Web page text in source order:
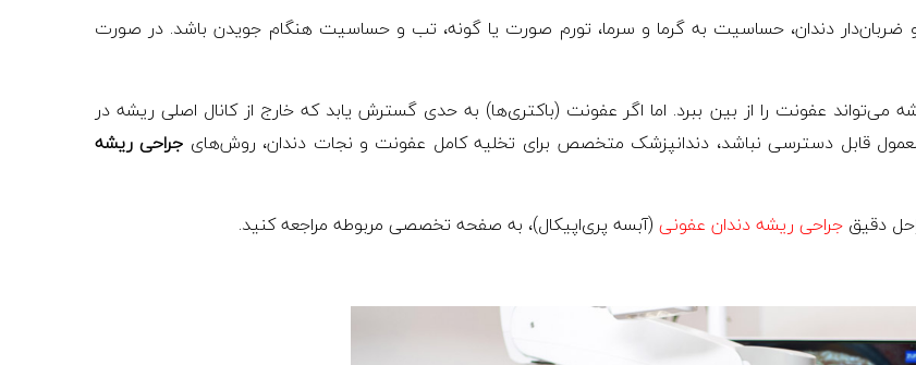
دندان، حساسیت به گرما و سرما، تورم صورت یا گونه، تب و حساسیت هنگام جویدن باشد. در صورت
می‌تواند عفونت را از بین ببرد. اما اگر عفونت (باکتری‌ها) به حدی گسترش یابد که خارج از کانال اصلی ریشه در
قابل دسترسی نباشد، دندانپزشک متخصص برای تخلیه کامل عفونت و نجات دندان، روش‌های جراحی ریشه
دقیق جراحی ریشه دندان عفونی (آبسه پری‌اپیکال)، به صفحه تخصصی مربوطه مراجعه کنید.